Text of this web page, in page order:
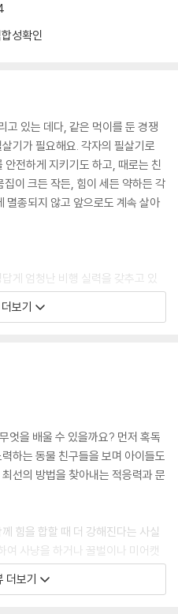
성확인
고 있는 데다, 같은 먹이를 둔 경쟁
기가 필요해요. 각자의 필살기로
전하게 지키기도 하고, 때로는 친
이 크든 작든, 힘이 세든 약하든 각
멸종되지 않고 앞으로도 계속 살아
게 엄청난 비행 실력을 갖추고 있
배나 더 멀리 볼 수 있을 정도로
위에 숨어 있는 작은 토끼나 쥐의 움
과 비행 실력 덕분에 검독수리는
발백중으로 사냥에 성공할 수 있어
서
단순히 힘이 없어서가 아니라, 무서
해서예요. 숲속의 포식자들은 주
움직이기 때문에 적들이 그냥 나
늘보의 거친 털 사이에는 초록색
깔이 나뭇잎과 비슷해져서 숲속에
작은 벌레들이 살기도 해요. 나무늘
보기
엇을 배울 수 있을까요? 먼저 혹독
하는 동물 친구들을 보며 아이들도
선의 방법을 찾아내는 적응력과 문
힘을 합할 때 더 강해진다는 사실
여 사냥을 하거나 꿀벌이나 미어캣
를 해결하는 것을 보고 협력의 중
더보기